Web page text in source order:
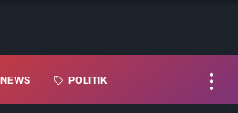
NEWS POLITIK